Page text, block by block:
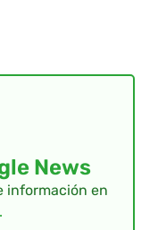
News
información en